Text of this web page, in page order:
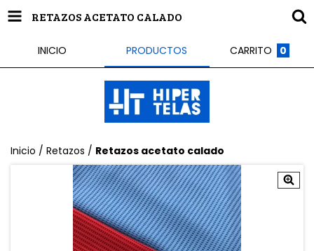
RETAZOS ACETATO CALADO
INICIO PRODUCTOS CARRITO 0
Inicio / Retazos / Retazos acetato calado